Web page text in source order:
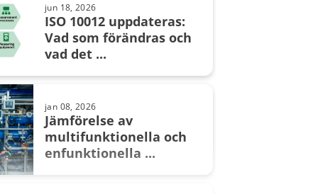
apr 08, 2024
kalibrering – Är du spårbar?
maj 20, 2024
Kompensation för
jun 18, 2026
ISO 10012 uppdateras:
Vad som förändras och
vad det ...
jan 08, 2026
Jämförelse av
multifunktionella och
enfunktionella ...